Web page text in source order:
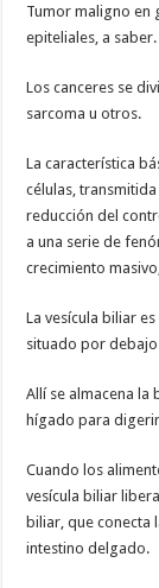
Tumor maligno en
epiteliales, a saber.
Los canceres se
sarcoma u otros.
La característica
células,
reducción del
a una serie de
crecimiento
La vesícula biliar
situado por
Allí se almacena la
hígado para
Cuando los
vesícula biliar
biliar, que conecta
intestino delgado.